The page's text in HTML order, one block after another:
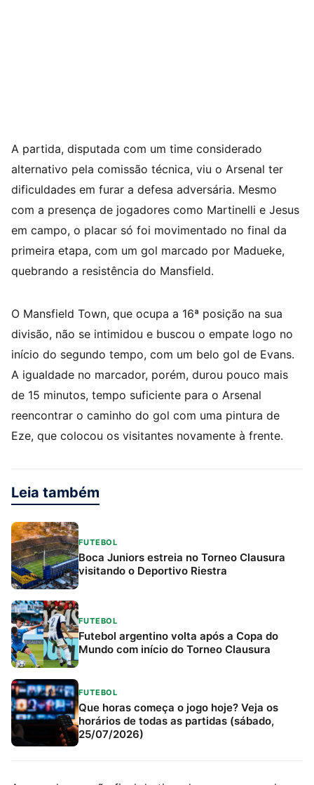
A partida, disputada com um time considerado
alternativo pela comissão técnica, viu o Arsenal ter
dificuldades em furar a defesa adversária. Mesmo
com a presença de jogadores como Martinelli e Jesus
em campo, o placar só foi movimentado no final da
primeira etapa, com um gol marcado por Madueke,
quebrando a resistência do Mansfield.
O Mansfield Town, que ocupa a 16ª posição na sua
divisão, não se intimidou e buscou o empate logo no
início do segundo tempo, com um belo gol de Evans.
A igualdade no marcador, porém, durou pouco mais
de 15 minutos, tempo suficiente para o Arsenal
reencontrar o caminho do gol com uma pintura de
Eze, que colocou os visitantes novamente à frente.
Leia também
FUTEBOL
Boca Juniors estreia no Torneo Clausura
visitando o Deportivo Riestra
FUTEBOL
Futebol argentino volta após a Copa do
Mundo com início do Torneo Clausura
FUTEBOL
Que horas começa o jogo hoje? Veja os
horários de todas as partidas (sábado,
25/07/2026)